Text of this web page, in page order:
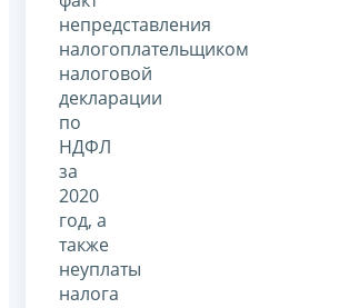
непредставления
налогоплательщиком
налоговой
декларации
по
НДФЛ
за
2020
год, а
также
неуплаты
налога